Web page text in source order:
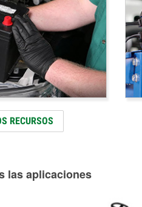
RECURSOS
las aplicaciones